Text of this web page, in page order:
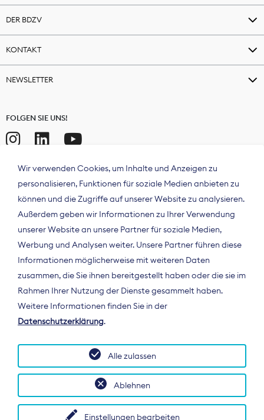
DER BDZV
KONTAKT
NEWSLETTER
FOLGEN SIE UNS!
Der Bundesverband Digitalpublisher und
Zeitungsverleger (BDZV) vertritt als
Spitzenorganisation die Interessen der
Deutschland und auf EU-Ebene.
Wir verwenden Cookies, um Inhalte und Anzeigen zu
personalisieren, Funktionen für soziale Medien anbieten zu
können und die Zugriffe auf unserer Website zu analysieren.
Außerdem geben wir Informationen zu Ihrer Verwendung
unserer Website an unsere Partner für soziale Medien,
Werbung und Analysen weiter. Unsere Partner führen diese
Informationen möglicherweise mit weiteren Daten
zusammen, die Sie ihnen bereitgestellt haben oder die sie im
Rahmen Ihrer Nutzung der Dienste gesammelt haben.
Weitere Informationen finden Sie in der
Datenschutzerklärung.
Einstellungen bearbeiten
Ablehnen
Alle zulassen